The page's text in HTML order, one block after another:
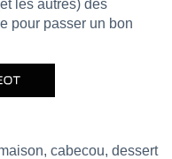
les autres) des
pour passer un bon
cabecou, dessert